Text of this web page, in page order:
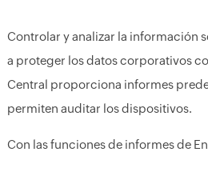
Controlar y analizar la información
a proteger los datos corporativos
Central proporciona informes
permiten auditar los dispositivos.
Con las funciones de informes de